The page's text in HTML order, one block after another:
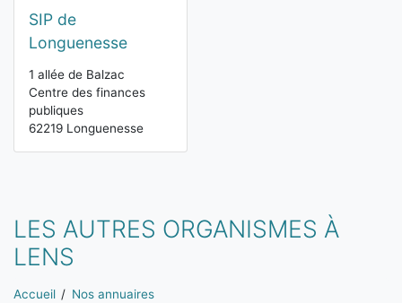
SIP de
Longuenesse
1 allée de Balzac
Centre des finances
publiques
62219 Longuenesse
LES AUTRES ORGANISMES À
LENS
Vous êtes ici:
Accueil
Nos annuaires